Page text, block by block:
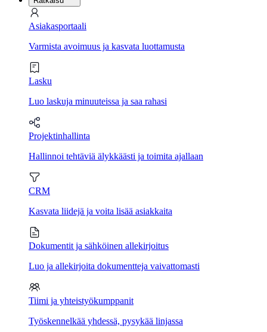
Asiakasportaali
Varmista avoimuus ja kasvata luottamusta
Lasku
Luo laskuja minuuteissa ja saa rahasi
Projektinhallinta
Hallinnoi tehtäviä älykkäästi ja toimita ajallaan
CRM
Kasvata liidejä ja voita lisää asiakkaita
Dokumentit ja sähköinen allekirjoitus
Luo ja allekirjoita dokumentteja vaivattomasti
Tiimi ja yhteistyökumppanit
Työskennelkää yhdessä, pysykää linjassa